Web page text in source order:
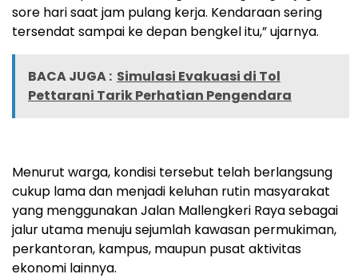
sore hari saat jam pulang kerja. Kendaraan sering
tersendat sampai ke depan bengkel itu,” ujarnya.
BACA JUGA : Simulasi Evakuasi di Tol
Pettarani Tarik Perhatian Pengendara
Menurut warga, kondisi tersebut telah berlangsung
cukup lama dan menjadi keluhan rutin masyarakat
yang menggunakan Jalan Mallengkeri Raya sebagai
jalur utama menuju sejumlah kawasan permukiman,
perkantoran, kampus, maupun pusat aktivitas
ekonomi lainnya.